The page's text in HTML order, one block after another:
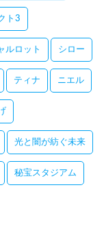
ト3
ルロット シロー
ティナ ニエル
光と闇が紡ぐ未来
秘宝スタジアム